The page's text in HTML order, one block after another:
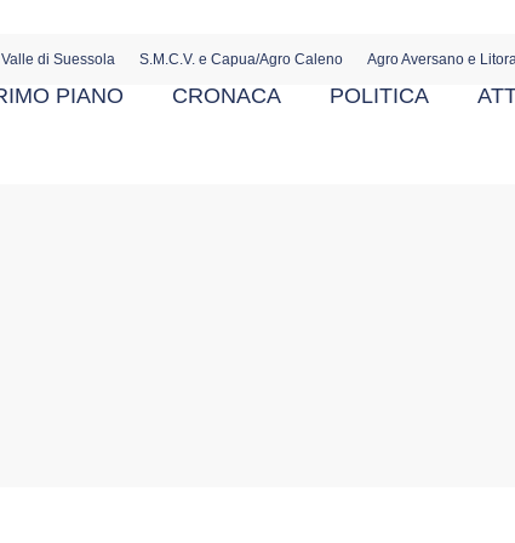
di Suessola S.M.C.V. e Capua/Agro Caleno Agro Aversano e
PIANO CRONACA POLITICA